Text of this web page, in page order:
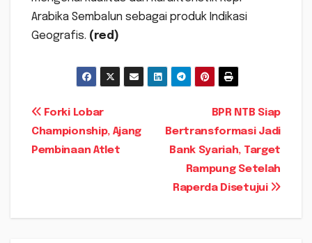
Arabika Sembalun sebagai produk Indikasi
Geografis. (red)
Navigasi
pos
BPR NTB Siap
Bertransformasi Jadi
Bank Syariah, Target
Rampung Setelah
Raperda Disetujui
Forki Lobar
Championship, Ajang
Pembinaan Atlet